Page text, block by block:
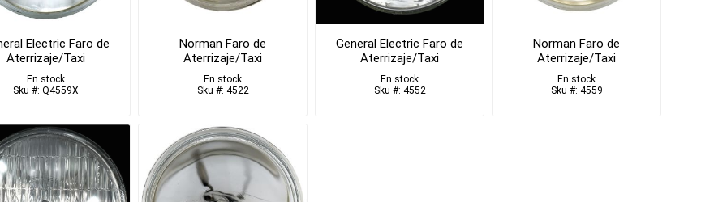
Electric Faro de
Aterrizaje/Taxi
En stock
Sku #: Q4559X
Norman Faro de
Aterrizaje/Taxi
En stock
Sku #: 4522
General Electric Faro de
Aterrizaje/Taxi
En stock
Sku #: 4552
Norman Faro de
Aterrizaje/Taxi
En stock
Sku #: 4559